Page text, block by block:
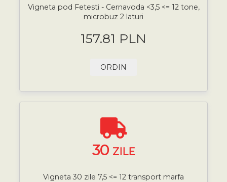
Vigneta pod Fetesti - Cernavoda <3,5 <= 12 tone,
microbuz 2 laturi
157.81 PLN
ORDIN
30 ZILE
Vigneta 30 zile 7,5 <= 12 transport marfa